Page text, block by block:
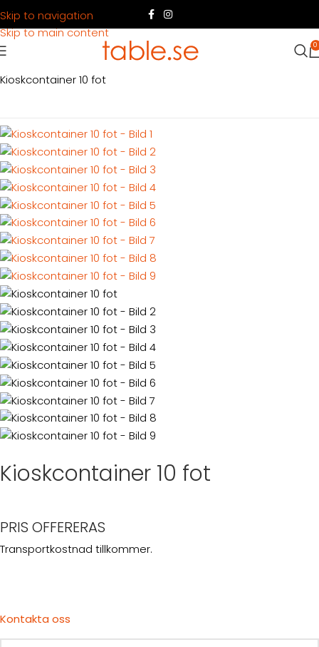
Skip to navigation
Skip to main content
0
Container Köpa container
Eventcontainrar
Kioskcontainer 10 fot
Kioskcontainer 10 fot
PRIS OFFERERAS
Transportkostnad tillkommer.
Kontakta oss